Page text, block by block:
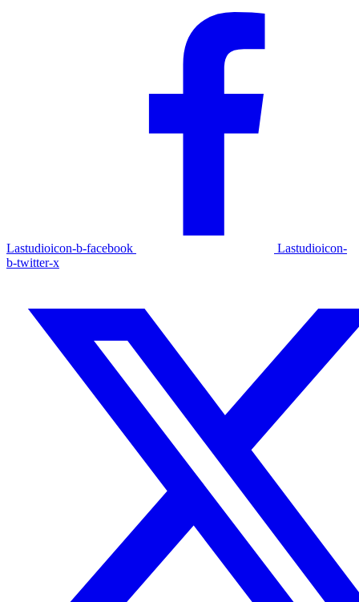
Lastudioicon-b-facebook
Lastudioicon-
b-twitter-x